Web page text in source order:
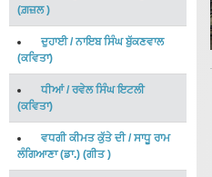
(ਗ਼ਜ਼ਲ)
ਦੁਹਾਈ/ਨਾਇਬ ਸਿੰਘ ਬੁੱਕਣਵਾਲ
(ਕਵਿਤਾ)
ਧੀਆਂ/ ਰਵੇਲ ਸਿੰਘ ਇਟਲੀ
(ਕਵਿਤਾ)
ਵਧਗੀ ਕੀਮਤ ਕੁੱਤੇ ਦੀ/ਸਾਧੂ ਰਾਮ
ਲੰਗਿਆਣਾ (ਡਾ.) (ਗੀਤ)